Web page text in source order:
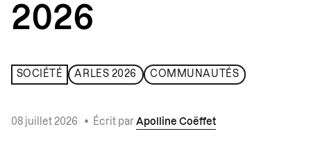
2026
SOCIÉTÉ ARLES 2026 COMMUNAUTÉS
08 juillet 2026 • Écrit par Apolline Coëffet